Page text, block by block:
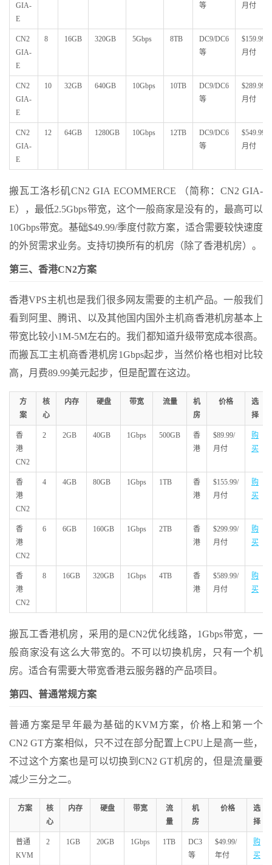
GIA-
E
等 月付
CN2
GIA-
E
8 16GB 320GB 5Gbps 8TB
DC9/DC6
等
$159.99/
月付
CN2
GIA-
E
10 32GB 640GB 10Gbps 10TB
DC9/DC6
等
$289.99/
月付
CN2
GIA-
E
12 64GB 1280GB 10Gbps 12TB
DC9/DC6
等
$549.99/
月付
搬瓦工洛杉矶CN2 GIA ECOMMERCE （简称：CN2 GIA-
E），最低2.5Gbps带宽，这个一般商家是没有的，最高可以
10Gbps带宽。基础$49.99/季度付款方案，适合需要较快速度
的外贸需求业务。支持切换所有的机房（除了香港机房）。
第三、香港CN2方案
香港VPS主机也是我们很多网友需要的主机产品。一般我们
看到阿里、腾讯、以及其他国内国外主机商香港机房基本上
带宽比较小1M-5M左右的。我们都知道升级带宽成本很高。
而搬瓦工主机商香港机房1Gbps起步，当然价格也相对比较
高，月费89.99美元起步，但是配置在这边。
方
案
核
心
内存 硬盘 带宽 流量
机
房
价格
选
择
香
港
CN2
2 2GB 40GB 1Gbps 500GB
香
港
$89.99/
月付
购
买
香
港
CN2
4 4GB 80GB 1Gbps 1TB
香
港
$155.99/
月付
购
买
香
港
CN2
6 6GB 160GB 1Gbps 2TB
香
港
$299.99/
月付
购
买
香
港
CN2
8 16GB 320GB 1Gbps 4TB
香
港
$589.99/
月付
购
买
搬瓦工香港机房，采用的是CN2优化线路，1Gbps带宽，一
般商家没有这么大带宽的。不可以切换机房，只有一个机
房。适合有需要大带宽香港云服务器的产品项目。
第四、普通常规方案
普通方案是早年最为基础的KVM方案，价格上和第一个
CN2 GT方案相似，只不过在部分配置上CPU上是高一些，
不过这个方案也是可以切换到CN2 GT机房的，但是流量要
减少三分之二。
方案
核
心
内存 硬盘 带宽
流
量
机
房
价格
选
择
普通
KVM
2 1GB 20GB 1Gbps 1TB
DC3
等
$49.99/
年付
购
买